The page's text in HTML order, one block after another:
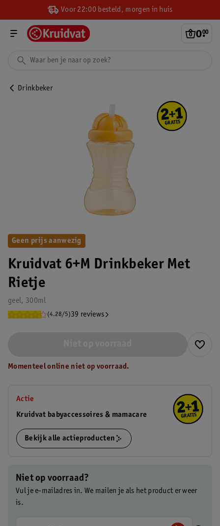
Voor 22:00 besteld, morgen in huis
0.
00
Drinkbeker
Kruidvat 6+M Drinkbeker Met
Rietje
geel, 300ml
(4.28/5)39 reviews
Geen prijs aanwezig
Momenteel online niet op voorraad.
Actie
Kruidvat babyaccessoires & mamacare
Bekijk alle actieproducten
Niet op voorraad?
Vul je e-mailadres in. We mailen je als het product er weer
is.